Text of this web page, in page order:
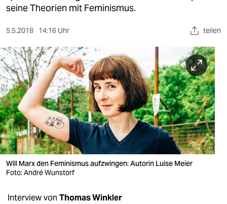
sport
berlin
nord
wahrheit
verlag
verlag
veranstaltungen
seine Theorien mit Feminismus.
5.5.2018 14:16 Uhr teilen
Will Marx den Feminismus aufzwingen: Autorin Luise Meier
Foto: André Wunstorf
Interview von Thomas Winkler